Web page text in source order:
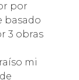
por
basado
3 obras
mi